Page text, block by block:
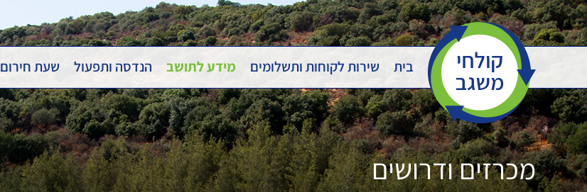
Skip
to
content
בית
שירות לקוחות ותשלומים מידע לתושב הנדסה ותפעול שעת חירום
מכרזים ודרושים